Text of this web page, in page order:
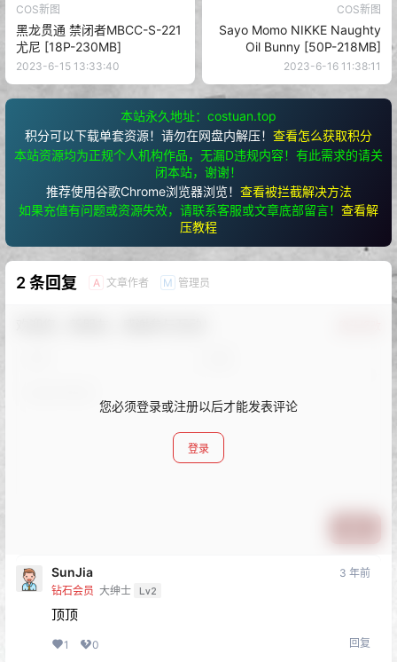
COS新图
黑龙贯通 禁闭者MBCC-S-221
尤尼 [18P-230MB]
2023-6-15 13:33:40
COS新图
Sayo Momo NIKKE Naughty
Oil Bunny [50P-218MB]
2023-6-16 11:38:11
本站永久地址：costuan.top
积分可以下载单套资源！请勿在网盘内解压！ 查看怎么获取积分
本站资源均为正规个人机构作品，无漏D违规内容！有此需求的请关
闭本站，谢谢！
推荐使用谷歌Chrome浏览器浏览！ 查看被拦截解决方法
如果充值有问题或资源失效，请联系客服或文章底部留言！ 查看解
压教程
2 条回复 A 文章作者 M 管理员
您必须登录或注册以后才能发表评论
登录
SunJia
钻石会员 大绅士 Lv2
3 年前
顶顶
1 0 回复